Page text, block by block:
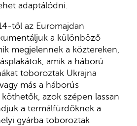
adaptálódni.
től az Euromajdan
a különböző
megjelennek a köztereken,
amik a háború
toboroztak Ukrajna
más a háborús
azok szépen lassan
a termálfürdőknek a
gyárba toboroztak